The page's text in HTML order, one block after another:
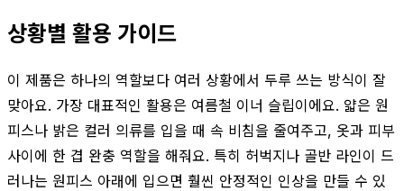
상황별 활용 가이드
이 제품은 하나의 역할보다 여러 상황에서 두루 쓰는 방식이 잘
맞아요. 가장 대표적인 활용은 여름철 이너 슬립이에요. 얇은 원
피스나 밝은 컬러 의류를 입을 때 속 비침을 줄여주고, 옷과 피부
사이에 한 겹 완충 역할을 해줘요. 특히 허벅지나 골반 라인이 드
러나는 원피스 아래에 입으면 훨씬 안정적인 인상을 만들 수 있